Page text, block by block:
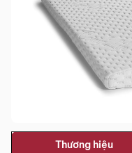
Thương hiệu